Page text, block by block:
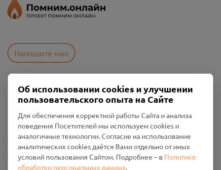
Напишите нам
Пользовательское соглашение
Политика конфиденциальности
Промо-материалы
Настройки cookies
Общество с ограниченной ответственностью «Смоленский
Проект Помним»
Об использовании cookies и улучшении
пользовательского опыта на Сайте
Для обеспечения корректной работы Сайта и анализа
поведения Посетителей мы используем cookies и
аналогичные технологии. Согласие на использование
аналитических cookies даётся Вами отдельно от иных
условий пользования Сайтом. Подробнее – в Политике
обработки персональных данных.